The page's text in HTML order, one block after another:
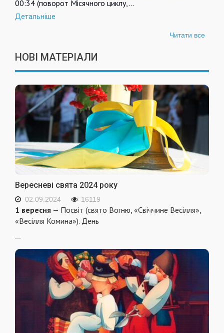
00:34 (поворот Місячного циклу,…
Детальніше
Читати все
НОВІ МАТЕРІАЛИ
Вересневі свята 2024 року
02.09.2024 16119
1 вересня — Посвіт (свято Вогню, «Свіччине Весілля»,
«Весілля Комина»). День